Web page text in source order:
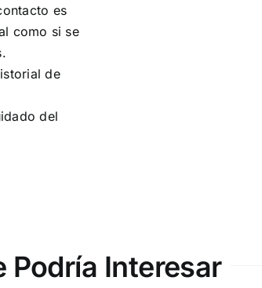
es
como si se
de
del
Podría Interesar